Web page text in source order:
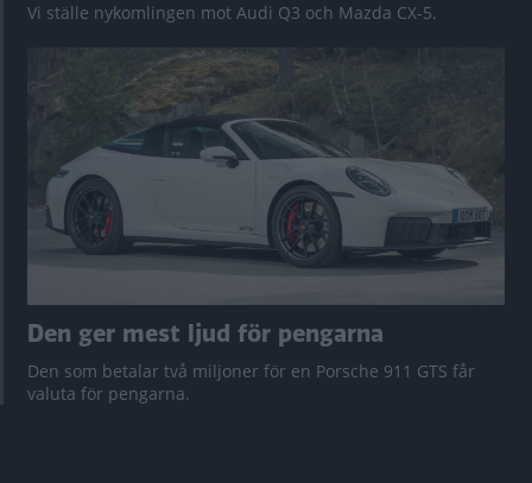
Vi ställe nykomlingen mot Audi Q3 och Mazda CX-5.
Den ger mest ljud för pengarna
Den som betalar två miljoner för en Porsche 911 GTS får
valuta för pengarna.